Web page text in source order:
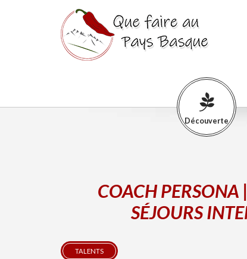
Découverte
COACH
SÉJOURS
TALENTS